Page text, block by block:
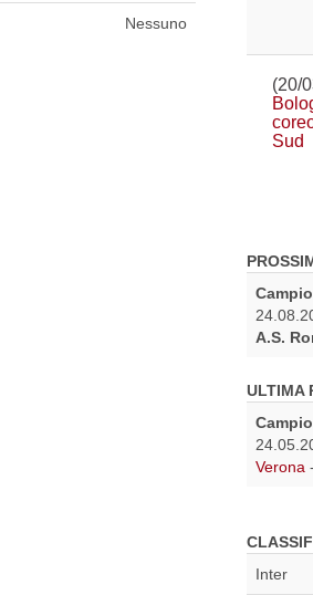
Nessuno
(20/
Sud
A.S.
ULTIMA
Verona -
Inter